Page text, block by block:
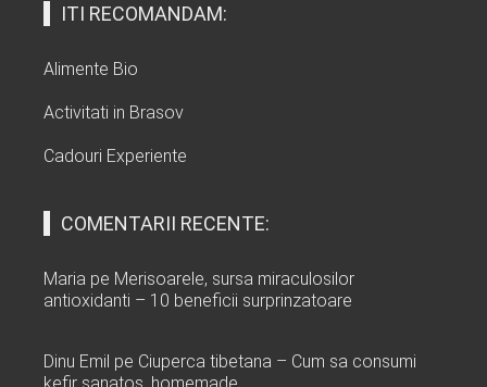
ITI RECOMANDAM:
Alimente Bio
Activitati in Brasov
Cadouri Experiente
COMENTARII RECENTE:
Maria pe Merisoarele, sursa miraculosilor
antioxidanti – 10 beneficii surprinzatoare
Dinu Emil pe Ciuperca tibetana – Cum sa consumi
kefir sanatos, homemade